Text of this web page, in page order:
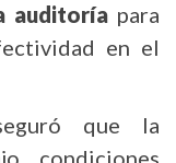
auditoría para
en el
que la
condiciones